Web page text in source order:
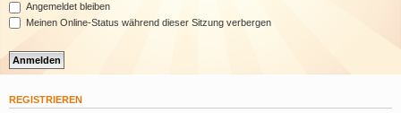
Angemeldet bleiben
Meinen Online-Status während dieser Sitzung verbergen
REGISTRIEREN